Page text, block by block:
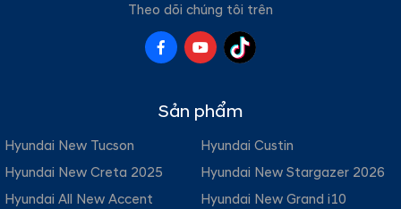
Theo dõi chúng tôi trên
Sản phẩm
Hyundai New Tucson
Hyundai New Creta 2025
Hyundai All New Accent
Hyundai Custin
Hyundai New Stargazer 2026
Hyundai New Grand i10